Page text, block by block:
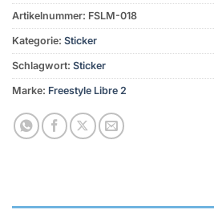
Artikelnummer: FSLM-018
Kategorie: Sticker
Schlagwort: Sticker
Marke: Freestyle Libre 2